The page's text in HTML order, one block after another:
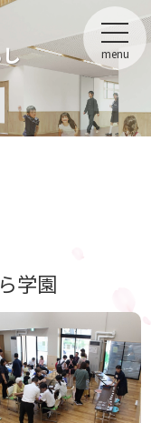
menu
学園